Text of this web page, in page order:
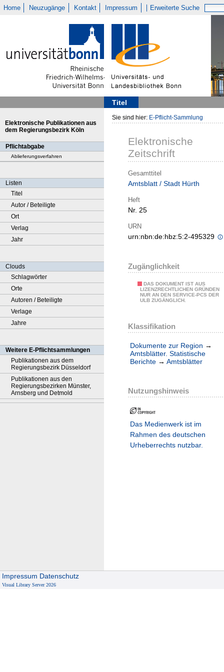
Home Neuzugänge Kontakt Impressum Erweiterte Suche
Titel
Elektronische Publikationen aus
dem Regierungsbezirk Köln
Pflichtabgabe
Ablieferungsverfahren
Listen
Titel
Autor / Beteiligte
Ort
Verlag
Jahr
Clouds
Schlagwörter
Orte
Autoren / Beteiligte
Verlage
Jahre
Weitere E-Pflichtsammlungen
Publikationen aus dem
Regierungsbezirk Düsseldorf
Publikationen aus den
Regierungsbezirken Münster,
Arnsberg und Detmold
Sie sind hier: E-Pflicht-Sammlung
Elektronische
Zeitschrift
Gesamttitel
Amtsblatt / Stadt Hürth
Heft
Nr. 25
URN
urn:nbn:de:hbz:5:2-495329
Zugänglichkeit
DAS DOKUMENT IST AUS
LIZENZRECHTLICHEN GRÜNDEN
NUR AN DEN SERVICE-PCS DER
ULB ZUGÄNGLICH.
Klassifikation
Dokumente zur Region →
Amtsblätter. Statistische
Berichte → Amtsblätter
Nutzungshinweis
Das Medienwerk ist im
Rahmen des deutschen
Urheberrechts nutzbar.
Impressum Datenschutz
Visual Library Server 2026